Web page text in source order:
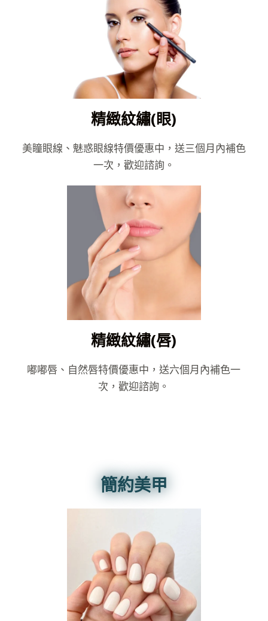
精緻紋繡(眼)
美瞳眼線、魅惑眼線特價優惠中，送三個月內補色
一次，歡迎諮詢。
精緻紋繡(唇)
嘟嘟唇、自然唇特價優惠中，送六個月內補色一
次，歡迎諮詢。
簡約美甲